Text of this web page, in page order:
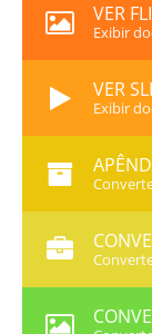
VER
Exibir
VER
Exibir